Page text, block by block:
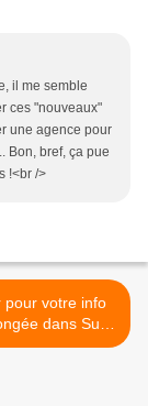
il me semble
ces "nouveaux"
une agence pour
Bon, bref, ça pue
!<br />
pour votre info
dans Sud-
qui cause